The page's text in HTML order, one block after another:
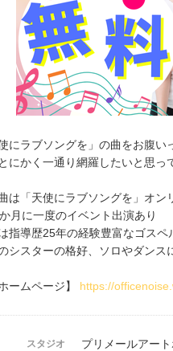
にラブソングを」の曲をお腹
にかく一通り網羅したいと思
は「天使にラブソングを」オン
月に一度のイベント出演あり
指導歴25年の経験豊富なゴスペ
シスターの格好、ソロやダンス
ームページ】 https://
スタジオ プリメールアー